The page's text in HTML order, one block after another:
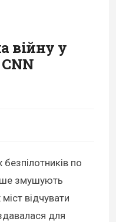
війну у
по
змушують
відчувати
для